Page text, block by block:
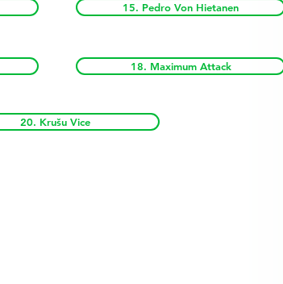
15. Pedro Von Hietanen
18. Maximum Attack
20. Krušu Vice